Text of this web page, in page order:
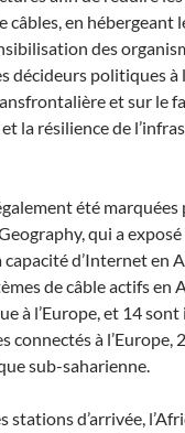
câbles, en hébergeant
des
décideurs politiques à
et sur le
la résilience de
été marquées
qui a
d’Internet en
de câble actifs en
à l’Europe, et 14
connectés à l’Europe,
sub-saharienne.
stations d’arrivée,